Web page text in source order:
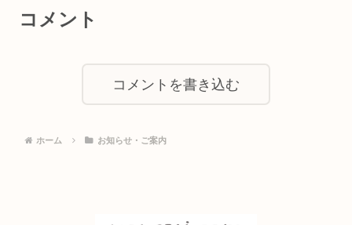
コメント
コメントを書き込む
ホーム お知らせ・ご案内